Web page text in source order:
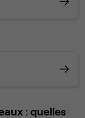
: quelles